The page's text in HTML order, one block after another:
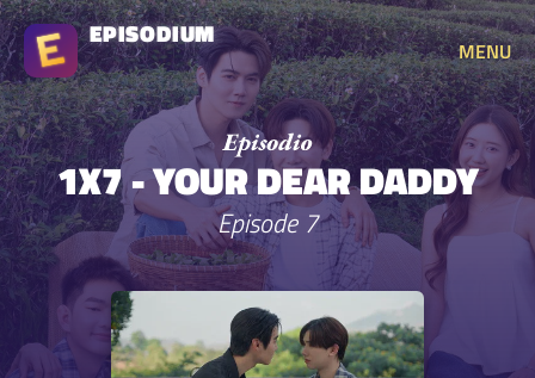
EPISODIUM
MENU
1X7 - YOUR DEAR DADDY
Episode 7